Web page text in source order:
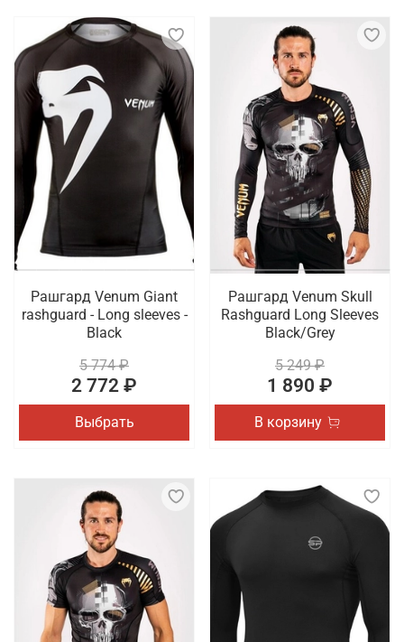
Рашгард Venum Giant
rashguard - Long sleeves -
Black
5 774 ₽
2 772 ₽
Выбрать
Рашгард Venum Skull
Rashguard Long Sleeves
Black/Grey
5 249 ₽
1 890 ₽
В корзину